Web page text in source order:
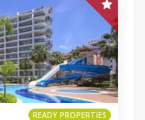
READY PROPERTIES